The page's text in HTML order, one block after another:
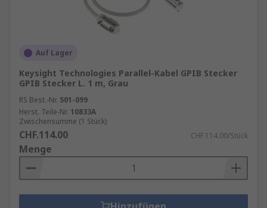
Auf Lager
Keysight Technologies Parallel-Kabel GPIB Stecker
GPIB Stecker L. 1 m, Grau
RS Best.-Nr. 501-099
Herst. Teile-Nr. 10833A
Zwischensumme (1 Stück)
CHF.114.00 CHF.114.00/Stück
Menge